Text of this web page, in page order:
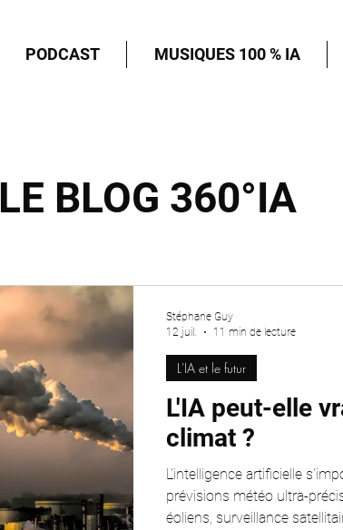
PODCAST MUSIQUES 100 % IA
LE BLOG 360°IA
L'IA peut-elle
climat ?
L'intelligence artificielle
prévisions météo ultra-
éoliens, surveillance
L'IA et le futur
Stéphane Guy
12 juil.
11 min de lecture